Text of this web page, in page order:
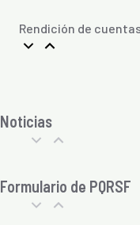
Rendición de
Noticias
Formulario de PQRSF